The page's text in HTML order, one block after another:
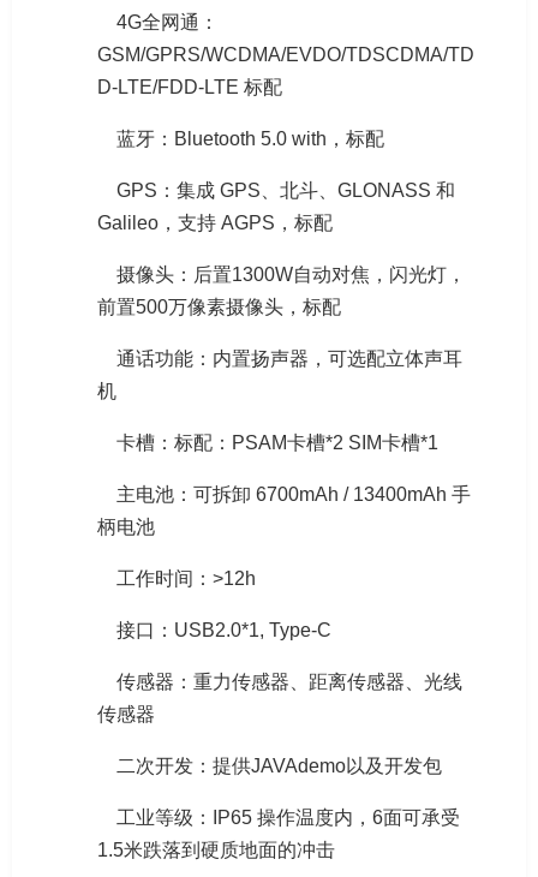
4G全网通：
GSM/GPRS/WCDMA/EVDO/TDSCDMA/TD
D-LTE/FDD-LTE 标配
蓝牙：Bluetooth 5.0 with，标配
GPS：集成 GPS、北斗、GLONASS 和
Galileo，支持 AGPS，标配
摄像头：后置1300W自动对焦，闪光灯，
前置500万像素摄像头，标配
通话功能：内置扬声器，可选配立体声耳
机
卡槽：标配：PSAM卡槽*2 SIM卡槽*1
主电池：可拆卸 6700mAh / 13400mAh 手
柄电池
工作时间：>12h
接口：USB2.0*1, Type-C
传感器：重力传感器、距离传感器、光线
传感器
二次开发：提供JAVAdemo以及开发包
工业等级：IP65 操作温度内，6面可承受
1.5米跌落到硬质地面的冲击